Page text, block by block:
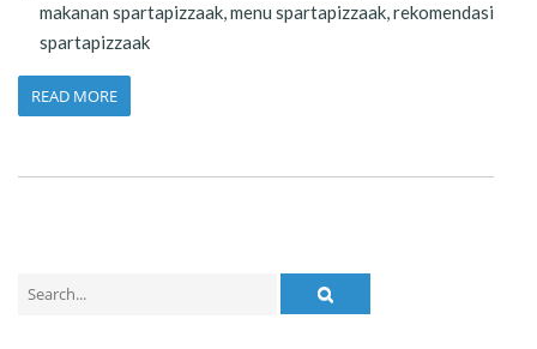
makanan spartapizzaak,menu spartapizzaak,rekomendasi
spartapizzaak
READ MORE
for: